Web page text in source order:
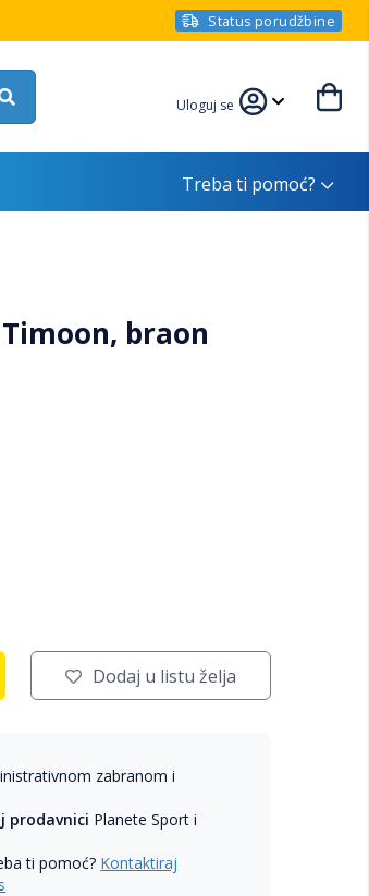
Status porudžbine
Uloguj se
Treba ti pomoć?
Timoon, braon
Dodaj u listu želja
zabranom i
prodavnici Planete Sport i
ti pomoć? Kontaktiraj